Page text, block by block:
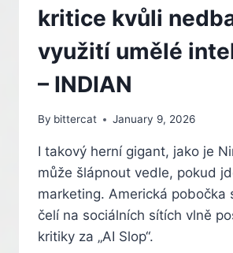
NOVĚ
I
S
16″
DISPLEJEM
kritice kvůli
využití umělé
– INDIAN
By bittercat January 9, 2026
I takový herní gigant, jako je
může šlápnout vedle, pokud
marketing. Americká pobočka
čelí na sociálních sítích vlně
kritiky za „AI Slop“.